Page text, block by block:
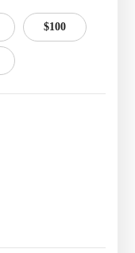
$100